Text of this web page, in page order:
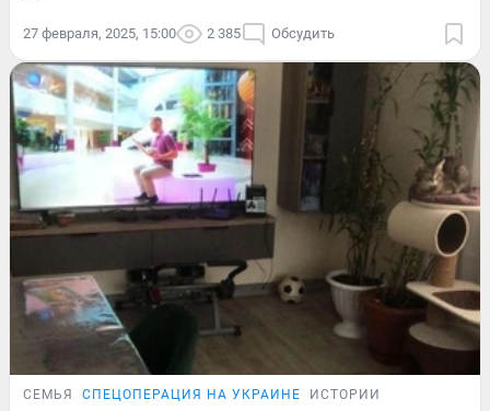
27 февраля, 2025, 15:00 2 385 Обсудить
СЕМЬЯ СПЕЦОПЕРАЦИЯ НА УКРАИНЕ ИСТОРИИ